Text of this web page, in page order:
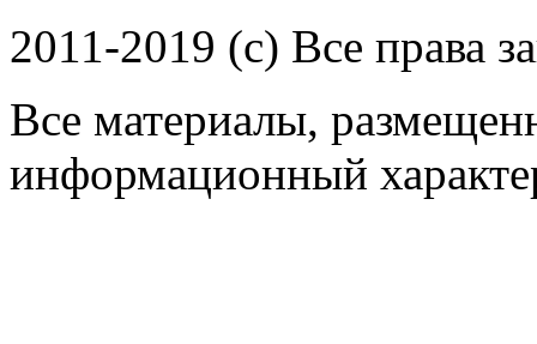
2011-2019 (c) Все права
Все материалы,
информационный